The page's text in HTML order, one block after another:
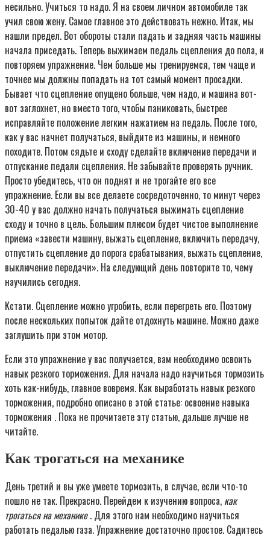
несильно. Учиться то надо. Я на своем личном автомобиле так
учил свою жену. Самое главное это действовать нежно. Итак, мы
нашли предел. Вот обороты стали падать и задняя часть машины
начала приседать. Теперь выжимаем педаль сцепления до пола, и
повторяем упражнение. Чем больше мы тренируемся, тем чаще и
точнее мы должны попадать на тот самый момент просадки.
Бывает что сцепление опущено больше, чем надо, и машина вот-
вот заглохнет, но вместо того, чтобы паниковать, быстрее
исправляйте положение легким нажатием на педаль. После того,
как у вас начнет получаться, выйдите из машины, и немного
походите. Потом сядьте и сходу сделайте включение передачи и
отпускание педали сцепления. Не забывайте проверять ручник.
Просто убедитесь, что он поднят и не трогайте его все
упражнение. Если вы все делаете сосредоточенно, то минут через
30-40 у вас должно начать получаться выжимать сцепление
сходу и точно в цель. Большим плюсом будет чистое выполнение
приема «завести машину, выжать сцепление, включить передачу,
отпустить сцепление до порога срабатывания, выжать сцепление,
выключение передачи». На следующий день повторите то, чему
научились сегодня.
Кстати. Сцепление можно угробить, если перегреть его. Поэтому
после нескольких попыток дайте отдохнуть машине. Можно даже
заглушить при этом мотор.
Если это упражнение у вас получается, вам необходимо освоить
навык резкого торможения. Для начала надо научиться тормозить
хоть как-нибудь, главное вовремя. Как выработать навык резкого
торможения, подробно описано в этой статье: освоение навыка
торможения . Пока не прочитаете эту статью, дальше лучше не
читайте.
Как трогаться на механике
День третий и вы уже умеете тормозить, в случае, если что-то
пошло не так. Прекрасно. Перейдем к изучению вопроса, как
трогаться на механике. Для этого нам необходимо научиться
работать педалью газа. Упражнение достаточно простое. Садитесь